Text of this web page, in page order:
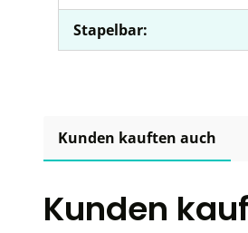
Stapelbar:
Kunden kauften auch
Kunden